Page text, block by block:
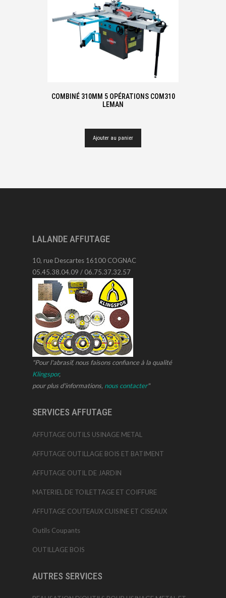
COMBINÉ 310MM 5 OPÉRATIONS COM310
LEMAN
Ajouter au panier
LALANDE AFFUTAGE
10, rue Descartes 16100 COGNAC
05.45.38.04.09 / 06.75.37.32.57
"Pour l'abrasif, nous faisons confiance à la qualité
Klingspor,
pour plus d'informations, nous contacter"
SERVICES AFFUTAGE
AFFUTAGE OUTILS USINAGE METAL
AFFUTAGE OUTILLAGE BOIS ET BATIMENT
AFFUTAGE OUTIL DE JARDIN
MATERIEL DE TOILETTAGE ET COIFFURE
AFFUTAGE COUTEAUX CUISINE ET CISEAUX
Outils Coupants
OUTILLAGE BOIS
AUTRES SERVICES